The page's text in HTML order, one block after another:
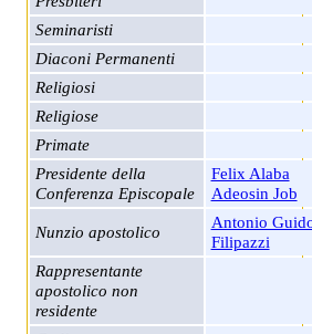
Seminaristi
Diaconi Permanenti
Religiosi
Religiose
Primate
Presidente della
Conferenza Episcopale
Felix Alaba
Adeosin Job
Nunzio apostolico
Antonio
Filipazzi
Rappresentante
apostolico non
residente